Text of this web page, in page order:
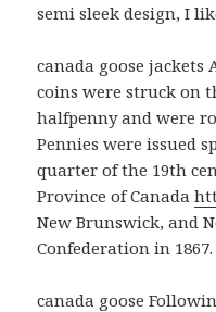
semi sleek design, I
canada goose jackets
coins were struck on
halfpenny and were
Pennies were issued
quarter of the 19th
Province of Canada
New Brunswick, and
Confederation in
canada goose